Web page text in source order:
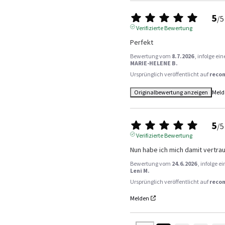
5/5
Verifizierte Bewertung
Perfekt
Bewertung vom 8.7.2026 , infolge
MARIE-HELENE B.
Ursprünglich veröffentlicht auf
Originalbewertung anzeigen
5/5
Verifizierte Bewertung
Nun habe ich mich damit
Bewertung vom 24.6.2026 , infolge
Leni M.
Ursprünglich veröffentlicht auf
Melden